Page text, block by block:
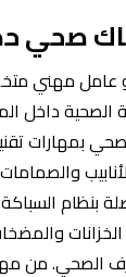
ﺻﺣﻲ
مهني
داخل
بمهارات
بنظام
الخزانات
الصحي. من